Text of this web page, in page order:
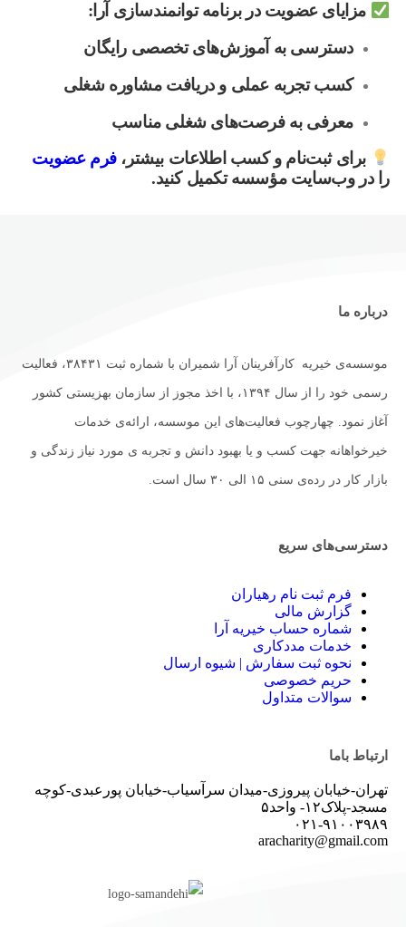
مزایای عضویت در برنامه توانمندسازی آرا:
دسترسی به آموزش‌های تخصصی رایگان
کسب تجربه عملی و دریافت مشاوره شغلی
معرفی به فرصت‌های شغلی مناسب
برای ثبت‌نام و کسب اطلاعات بیشتر، فرم عضویت
را در وب‌سایت مؤسسه تکمیل کنید.
درباره ما
موسسه‌ی خیریه کارآفرینان آرا شمیران با شماره ثبت ۳۸۴۳۱، فعالیت
رسمی خود را از سال ۱۳۹۴، با اخذ مجوز از سازمان بهزیستی کشور
آغاز نمود. چهارچوب فعالیت‌های این موسسه، ارائه‌ی خدمات
خیرخواهانه جهت کسب و یا بهبود دانش و تجربه ی مورد نیاز زندگی و
بازار کار در رده‌ی سنی ۱۵ الی ۳۰ سال است.
دسترسی‌های سریع
فرم ثبت نام رهیاران
گزارش مالی
شماره حساب‌ خیریه آرا
خدمات مددکاری
نحوه ثبت سفارش | شیوه ارسال
حریم خصوصی
سوالات متداول
ارتباط باما
تهران-خیابان پیروزی-میدان سرآسیاب-خیابان پورعبدی-کوچه
مسجد-پلاک۱۲- واحد۵
۰۲۱-۹۱۰۰۳۹۸۹
aracharity@gmail.com